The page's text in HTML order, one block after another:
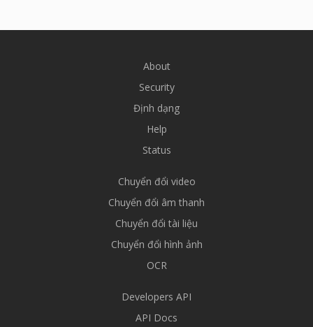
About
Security
Định dạng
Help
Status
Chuyển đổi video
Chuyển đổi âm thanh
Chuyển đổi tài liệu
Chuyển đổi hình ảnh
OCR
Developers API
API Docs